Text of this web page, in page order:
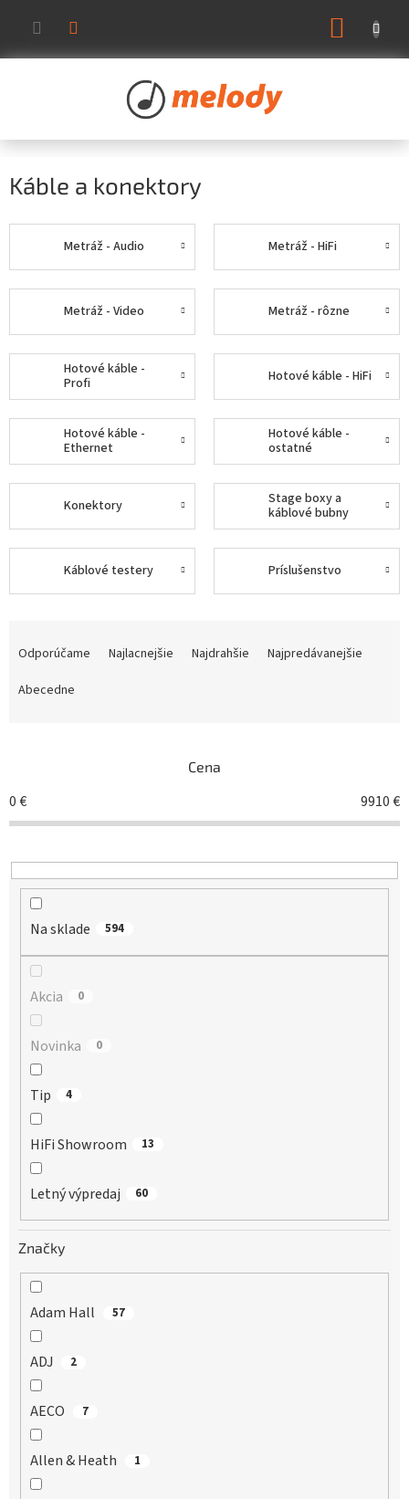
obsah
Káble a konektory
Metráž - Audio Metráž - HiFi
Metráž - Video Metráž - rôzne
Hotové káble -
Profi
Hotové káble - HiFi
Hotové káble -
Ethernet
Hotové káble -
ostatné
Konektory
Stage boxy a
káblové bubny
Káblové testery Príslušenstvo
o
d
Odporúčame Najlacnejšie Najdrahšie
Najpredávanejšie
Abecedne
Cena
0€ 9910€
Na sklade 594
Akcia 0
Novinka 0
Tip 4
HiFi Showroom 13
Letný výpredaj 60
Značky
Adam Hall 57
ADJ 2
AECO 7
Allen & Heath 1